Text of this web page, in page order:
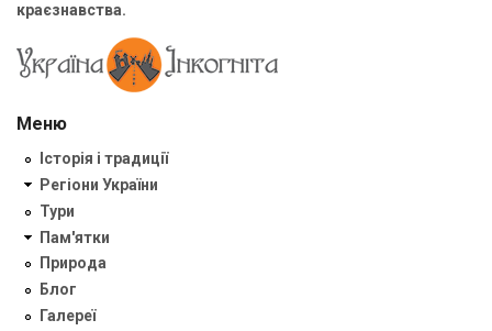
краєзнавства.
Меню
Історія і традиції
Регіони України
Тури
Пам'ятки
Природа
Блог
Галереї